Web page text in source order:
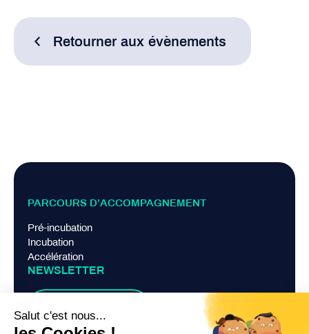
Retourner aux évènements
PARCOURS D’ACCOMPAGNEMENT
Pré-incubation
Incubation
Accélération
NEWSLETTER
LIENS PRATIQUES